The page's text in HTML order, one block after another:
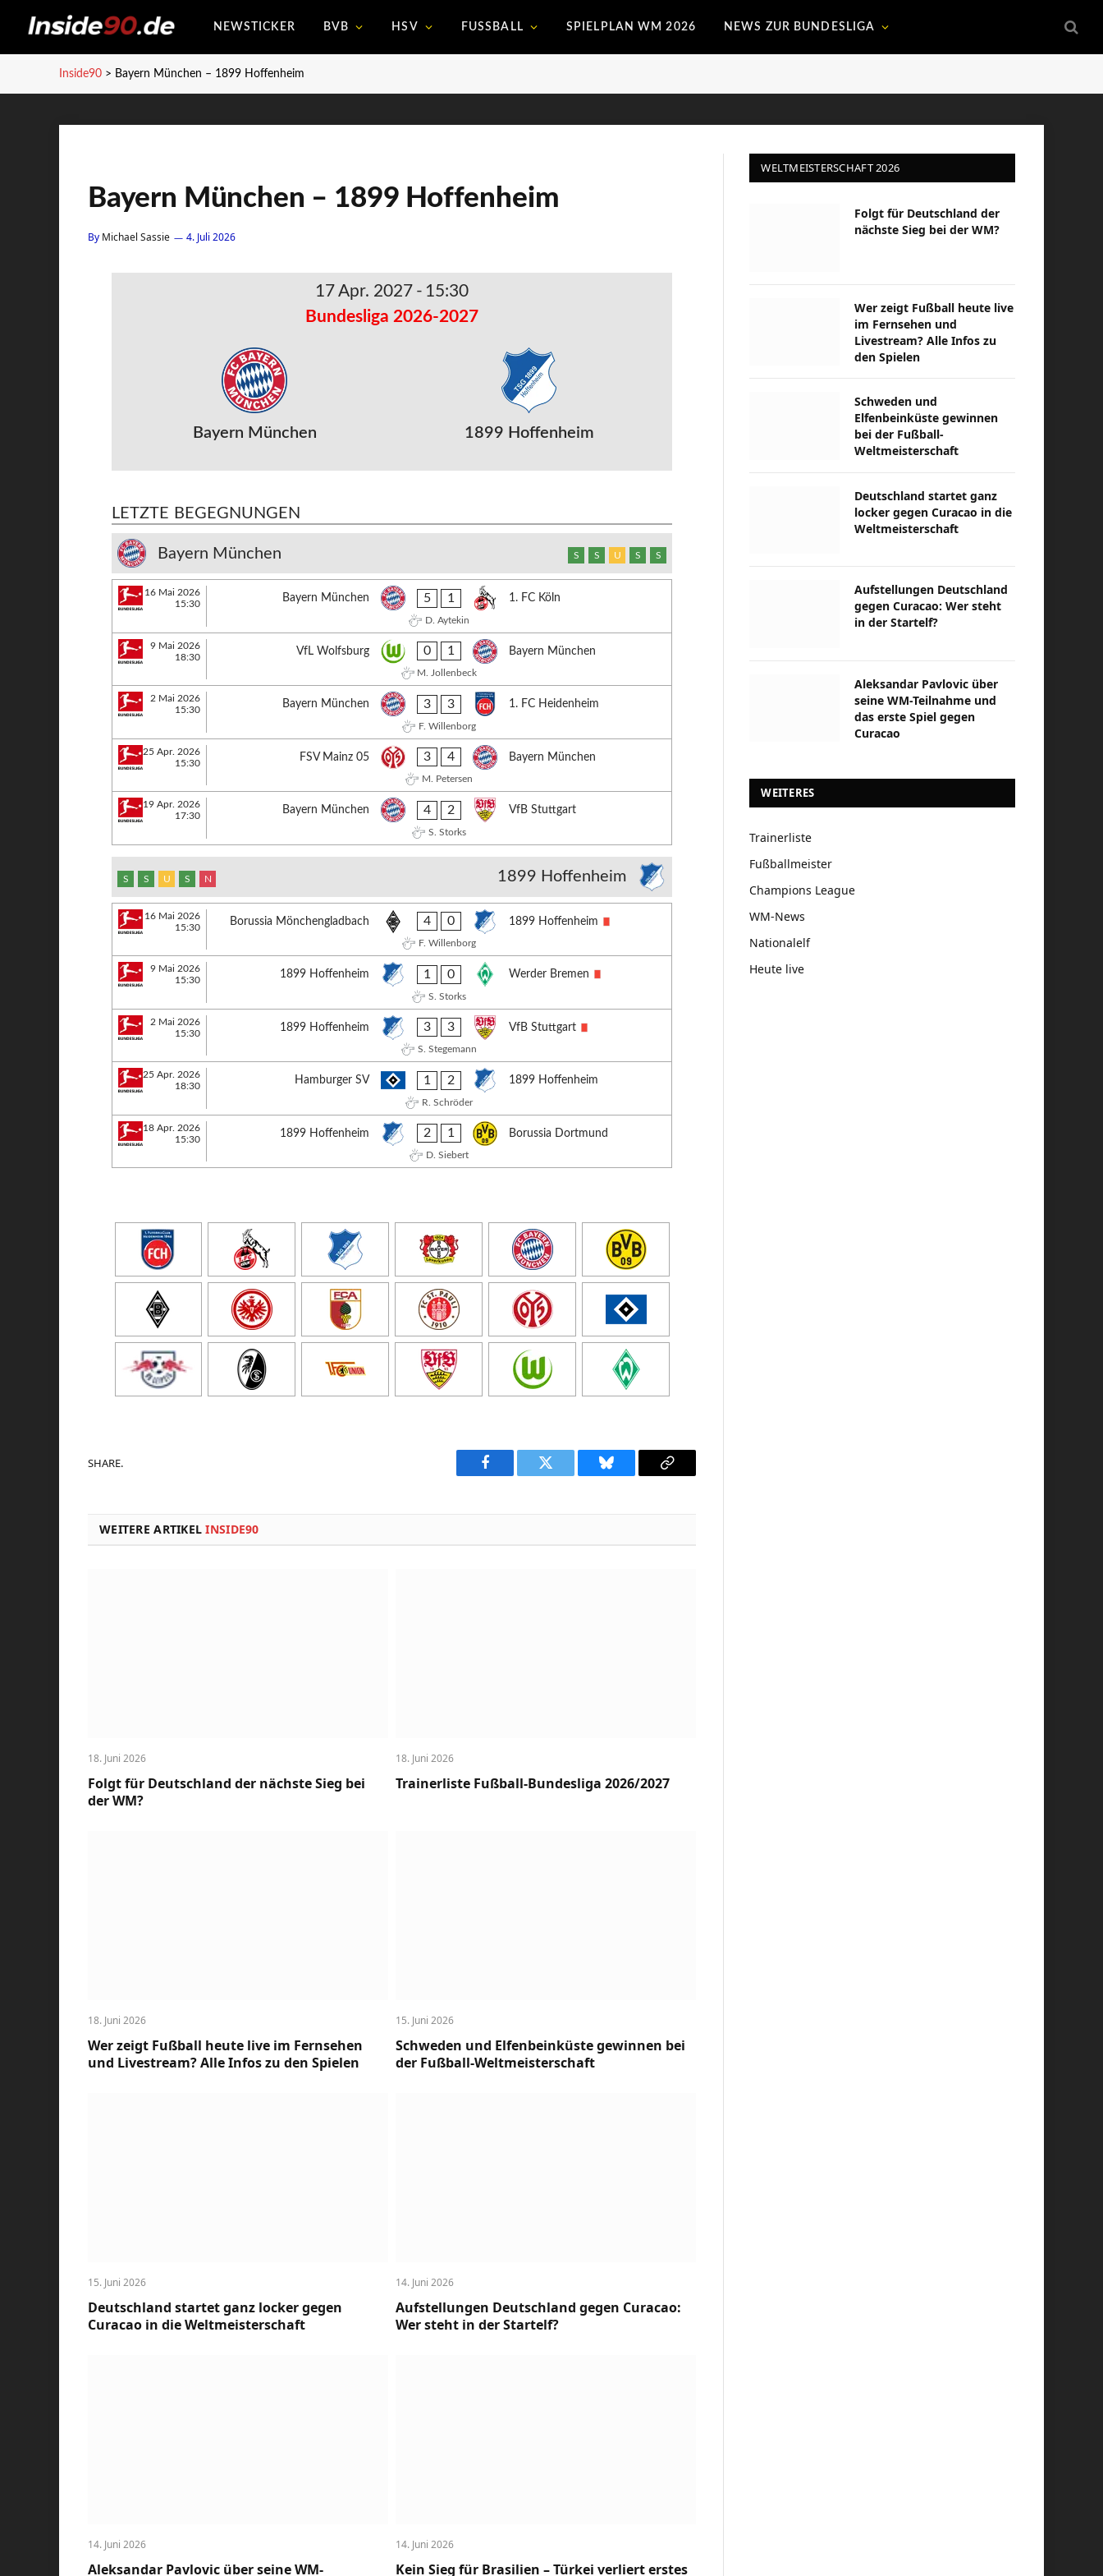
NEWSTICKER BVB HSV FUSSBALL SPIELPLAN WM 2026 NEWS ZUR BUNDESLIGA
Inside90 > Bayern München – 1899 Hoffenheim
Bayern München – 1899 Hoffenheim
By Michael Sassie 4. Juli 2026
17 Apr. 2027 - 15:30
Bundesliga 2026-2027
Bayern München 1899 Hoffenheim
LETZTE BEGEGNUNGEN
Bayern München S S U S S
16 Mai 2026
15:30
Bayern München 5 1 1. FC Köln
D. Aytekin
9 Mai 2026
18:30
VfL Wolfsburg 0 1 Bayern München
M. Jollenbeck
2 Mai 2026
15:30
Bayern München 3 3 1. FC Heidenheim
F. Willenborg
25 Apr. 2026
15:30
FSV Mainz 05 3 4 Bayern München
M. Petersen
19 Apr. 2026
17:30
Bayern München 4 2 VfB Stuttgart
S. Storks
1899 Hoffenheim
S S U S N
16 Mai 2026
15:30
Borussia Mönchengladbach 4 0 1899 Hoffenheim
F. Willenborg
9 Mai 2026
15:30
1899 Hoffenheim 1 0 Werder Bremen
S. Storks
2 Mai 2026
15:30
1899 Hoffenheim 3 3 VfB Stuttgart
S. Stegemann
25 Apr. 2026
18:30
Hamburger SV 1 2 1899 Hoffenheim
R. Schröder
18 Apr. 2026
15:30
1899 Hoffenheim 2 1 Borussia Dortmund
D. Siebert
SHARE.
Facebook Twitter Bluesky
Copy
WEITERE ARTIKELINSIDE90
18. Juni 2026
Folgt für Deutschland der nächste Sieg bei
der WM?
18. Juni 2026
Trainerliste Fußball-Bundesliga 2026/2027
18. Juni 2026
Wer zeigt Fußball heute live im Fernsehen
und Livestream? Alle Infos zu den Spielen
15. Juni 2026
Schweden und Elfenbeinküste gewinnen bei
der Fußball-Weltmeisterschaft
15. Juni 2026
Deutschland startet ganz locker gegen
Curacao in die Weltmeisterschaft
14. Juni 2026
Aufstellungen Deutschland gegen Curacao:
Wer steht in der Startelf?
14. Juni 2026
Aleksandar Pavlovic über seine WM-
14. Juni 2026
Kein Sieg für Brasilien – Türkei verliert erstes
WELTMEISTERSCHAFT 2026
Folgt für Deutschland der
nächste Sieg bei der WM?
Wer zeigt Fußball heute live
im Fernsehen und
Livestream? Alle Infos zu
den Spielen
Schweden und
Elfenbeinküste gewinnen
bei der Fußball-
Weltmeisterschaft
Deutschland startet ganz
locker gegen Curacao in die
Weltmeisterschaft
Aufstellungen Deutschland
gegen Curacao: Wer steht
in der Startelf?
Aleksandar Pavlovic über
seine WM-Teilnahme und
das erste Spiel gegen
Curacao
WEITERES
Trainerliste
Fußballmeister
Champions League
WM-News
Nationalelf
Heute live